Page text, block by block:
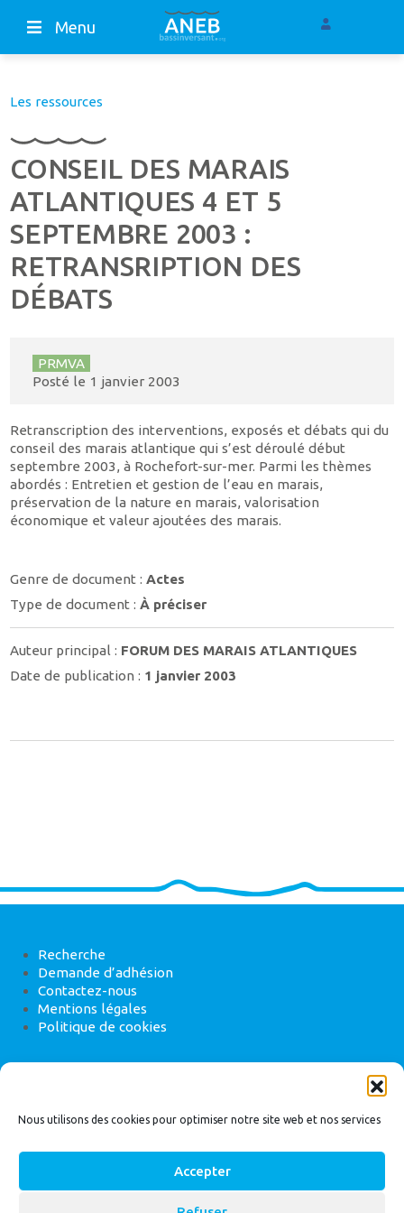
Nous utilisons des cookies pour optimiser notre site web et nos services
Accepter
Menu
Les ressources
CONSEIL DES MARAIS
ATLANTIQUES 4 ET 5
SEPTEMBRE 2003 :
RETRANSRIPTION DES
DÉBATS
PRMVA
Posté le 1 janvier 2003
Retranscription des interventions, exposés et débats qui du
conseil des marais atlantique qui s’est déroulé début
septembre 2003, à Rochefort-sur-mer. Parmi les thèmes
abordés : Entretien et gestion de l’eau en marais,
préservation de la nature en marais, valorisation
économique et valeur ajoutées des marais.
Genre de document :Actes
Type de document :À préciser
Auteur principal : FORUM DES MARAIS ATLANTIQUES
Date de publication : 1 janvier 2003
Recherche
Demande d’adhésion
Contactez-nous
Mentions légales
Politique de cookies